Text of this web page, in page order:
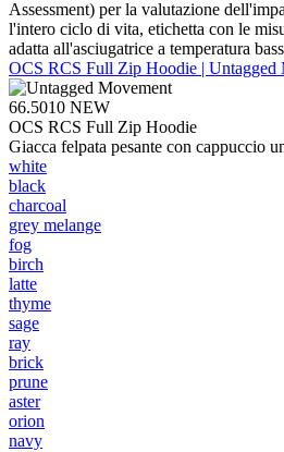
Assessment) per la valutazione
l'intero ciclo di vita, etichetta con le
adatta all'asciugatrice a temperatura
OCS RCS Full Zip Hoodie | Untagged
66.5010 NEW
OCS RCS Full Zip Hoodie
Giacca felpata pesante con cappuccio
white
black
charcoal
grey melange
fog
birch
latte
thyme
sage
ray
brick
prune
aster
orion
navy